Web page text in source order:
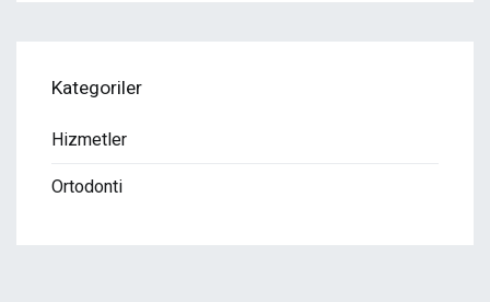
Kategoriler
Hizmetler
Ortodonti